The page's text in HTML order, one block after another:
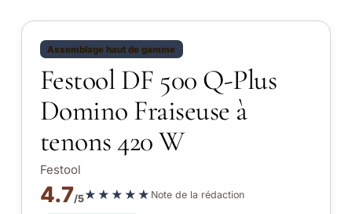
Assemblage haut de gamme
Festool DF 500 Q-Plus
Domino Fraiseuse à
tenons 420 W
Festool
4.7/5★★★★★ Note de la rédaction